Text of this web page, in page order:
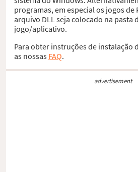
programas, em especial os jogos de
arquivo DLL seja colocado na pasta
jogo/aplicativo.
Para obter instruções de instalação
as nossas FAQ.
advertisement